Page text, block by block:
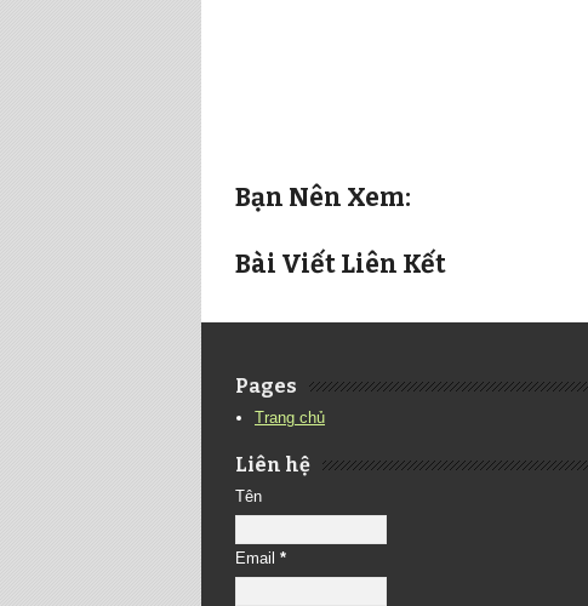
Bạn Nên Xem:
Bài Viết Liên Kết
Pages
Trang chủ
Liên hệ
Tên
Email *